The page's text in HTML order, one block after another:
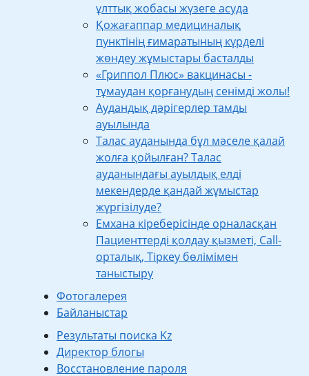
ұлттық жобасы жүзеге асуда
Қожағаппар медициналық
пунктінің ғимаратының күрделі
жөндеу жұмыстары басталды
«Гриппол Плюс» вакцинасы -
тұмаудан қорғанудың сенімді жолы!
Аудандық дәрігерлер тамды
ауылында
Талас ауданында бұл мәселе қалай
жолға қойылған? Талас
ауданындағы ауылдық елді
мекендерде қандай жұмыстар
жүргізілуде?
Емхана кіреберісінде орналасқан
Пациенттерді қолдау қызметі, Call-
орталық, Тіркеу бөлімімен
таныстыру
Фотогалерея
Байланыстар
Результаты поиска Kz
Директор блогы
Восстановление пароля